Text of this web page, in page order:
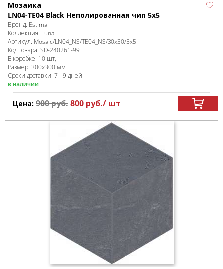
Мозаика
LN04-TE04 Black Неполированная чип 5х5
Бренд: Estima
Коллекция: Luna
Артикул: Mosaic/LN04_NS/TE04_NS/30x30/5x5
Код товара: SD-240261-99
В коробке: 10 шт,
Размер: 300x300 мм
Сроки доставки: 7 - 9 дней
в наличии
Цена: 900руб.800 руб./ шт